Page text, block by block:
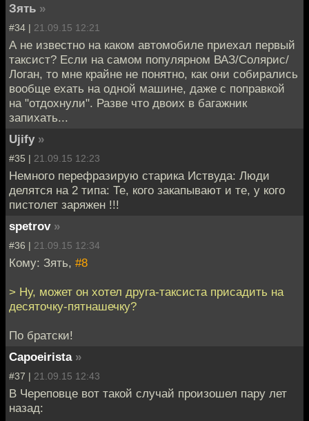
Зять »
#34 | 21.09.15 12:21
А не известно на каком автомобиле приехал первый
таксист? Если на самом популярном ВАЗ/Солярис/
Логан, то мне крайне не понятно, как они собирались
вообще ехать на одной машине, даже с поправкой
на "отдохнули". Разве что двоих в багажник
запихать...
Ujify »
#35 | 21.09.15 12:23
Немного перефразирую старика Иствуда: Люди
делятся на 2 типа: Те, кого закапывают и те, у кого
пистолет заряжен !!!
spetrov »
#36 | 21.09.15 12:34
Кому: Зять, #8
> Ну, может он хотел друга-таксиста присадить на
десяточку-пятнашечку?
По братски!
Capoeirista »
#37 | 21.09.15 12:43
В Череповце вот такой случай произошел пару лет
назад: